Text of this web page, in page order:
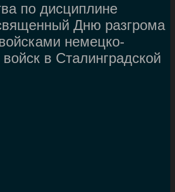
по дисциплине
Дню разгрома
немецко-
в Сталинградской